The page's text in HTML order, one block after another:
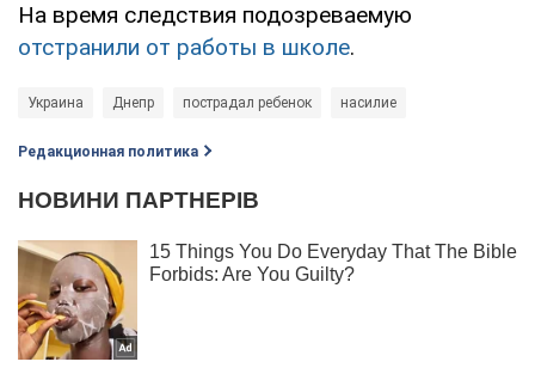
На время следствия подозреваемую
отстранили от работы в школе.
Украина Днепр пострадал ребенок насилие
Редакционная политика